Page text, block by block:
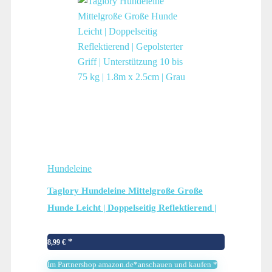
Hundeleine
Taglory Hundeleine Mittelgroße Große
Hunde Leicht | Doppelseitig Reflektierend |
kg | 1.8m x 2.5cm | Grau
8,99 €
Im Partnershop amazon.de*anschauen und kaufen *